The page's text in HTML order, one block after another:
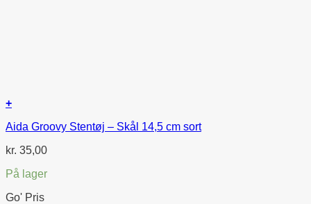
+
Aida Groovy Stentøj – Skål 14,5 cm sort
kr. 35,00
På lager
Go' Pris